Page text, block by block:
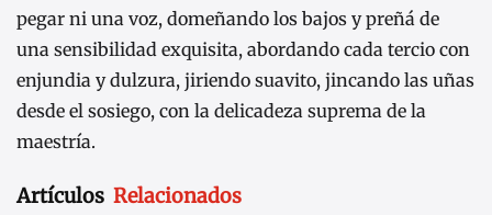
pegar ni una voz, domeñando los bajos y preñá de
una sensibilidad exquisita, abordando cada tercio con
enjundia y dulzura, jiriendo suavito, jincando las uñas
desde el sosiego, con la delicadeza suprema de la
maestría.
Artículos Relacionados